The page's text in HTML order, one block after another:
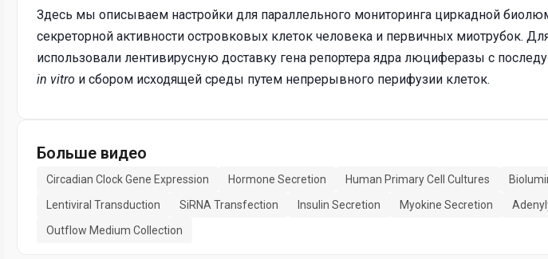
Здесь мы описываем настройки для параллельного мониторинга циркадной
секреторной активности островковых клеток человека и первичных миотрубок.
использовали лентивирусную доставку гена репортера ядра люциферазы с
in vitro и сбором исходящей среды путем непрерывного перифузии клеток.
Больше видео
Circadian Clock Gene Expression Hormone Secretion Human Primary Cell Cultures
Lentiviral Transduction
SiRNA Transfection Insulin Secretion Myokine Secretion
Outflow Medium Collection